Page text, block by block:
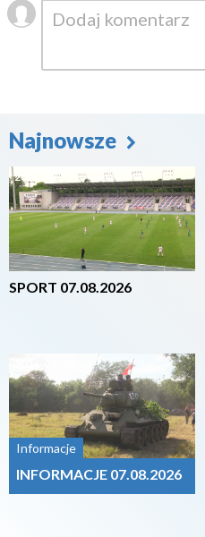
Najnowsze
2026-08-07
SPORT 07.08.2026
Informacje
INFORMACJE 07.08.2026